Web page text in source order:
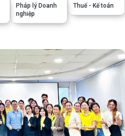
Pháp lý Doanh
nghiệp
Thuế - Kế toán